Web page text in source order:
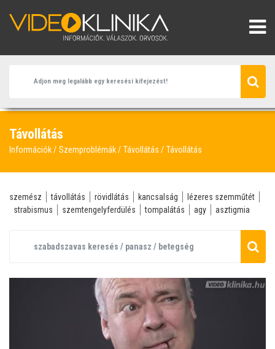
Távollátás
Információk Szemproblémák Távollátás Távollátás
szemész távollátás rövidlátás kancsalság
lézeres szemműtét
strabismus
szemtengelyferdülés tompalátás agy asztigmia